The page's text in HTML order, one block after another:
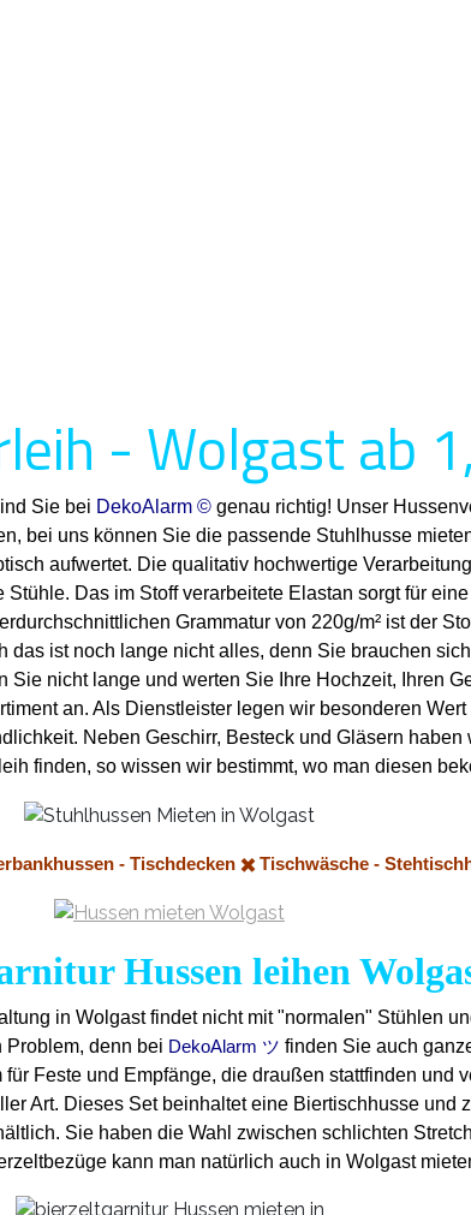
- Wolgast ab
Sie bei DekoAlarm © genau richtig! Unser
bei uns können Sie die passende Stuhlhusse
aufwertet. Die qualitativ hochwertige
Das im Stoff verarbeitete Elastan sorgt für
Grammatur von 220g/m² ist der
ist noch lange nicht alles, denn Sie brauchen
nicht lange und werten Sie Ihre Hochzeit, Ihren
an. Als Dienstleister legen wir besonderen
Neben Geschirr, Besteck und Gläsern
finden, so wissen wir bestimmt, wo man diesen
- Tischdecken ✖️ Tischwäsche -
Hussen leihen
in Wolgast findet nicht mit "normalen" Stühlen
denn bei DekoAlarm ツ finden Sie auch
Feste und Empfänge, die draußen stattfinden und
Art. Dieses Set beinhaltet eine Biertischhusse
Sie haben die Wahl zwischen schlichten
kann man natürlich auch in Wolgast